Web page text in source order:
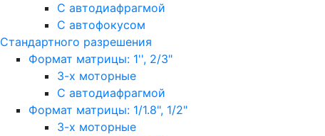
С автодиафрагмой
С автофокусом
Стандартного разрешения
Формат матрицы: 1'', 2/3"
3-х моторные
С автодиафрагмой
Формат матрицы: 1/1.8", 1/2"
3-х моторные